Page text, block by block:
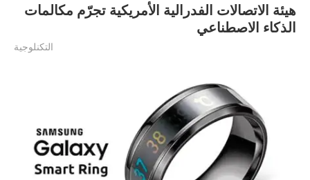
هيئة الاتصالات الفدرالية الأمريكية تجرّم مكالمات
الذكاء الاصطناعي
التكنلوجية